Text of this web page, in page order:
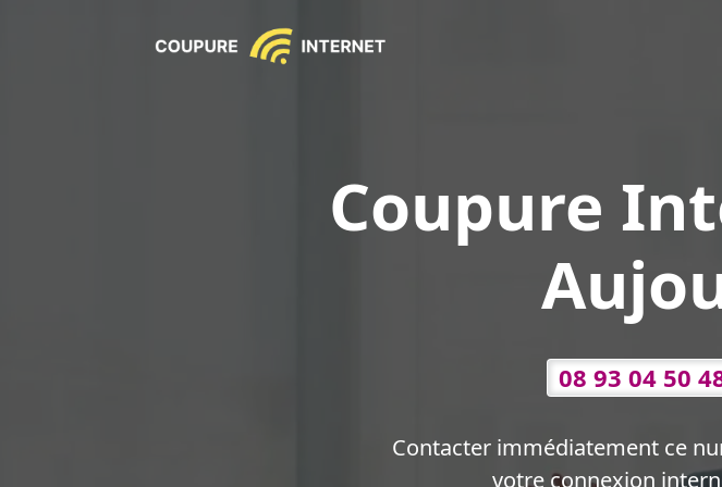
Coupure
08 93 04 50
Contacter immédiatement ce
votre connexion